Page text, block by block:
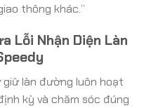
thông khác.”
Lỗi Nhận Diện Làn
làn đường luôn hoạt
kỳ và chăm sóc đúng